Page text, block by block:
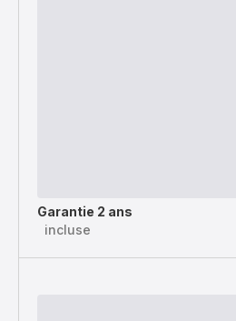
Garantie 2 ans
incluse